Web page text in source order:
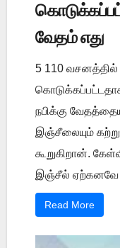
வேதம் எது
5 110
நபிக்கு
இஞ்சீலையும்
கூறுகிறான்.
இஞ்சீல் ஏற்கனவே
Read More